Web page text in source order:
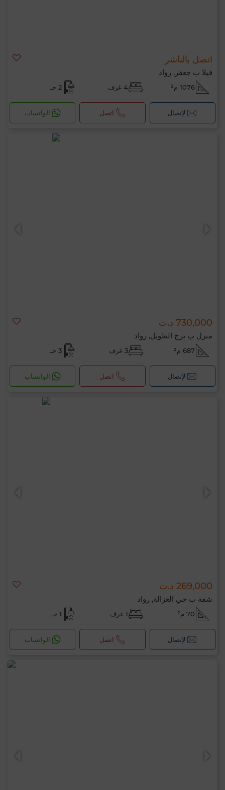
اتصل بالناشر
فيلا ب جعفر, رواد
1076 م² 4 غرف 2 حـ
لإتصال اتصل الواتساب
730,000 د.ت
منزل ب برج الطويل, رواد
687 م² 3 غرف 3 حـ
لإتصال اتصل الواتساب
269,000 د.ت
شقة ب حي الغزالة, رواد
70 م² 1 غرف 1 حـ
لإتصال اتصل الواتساب